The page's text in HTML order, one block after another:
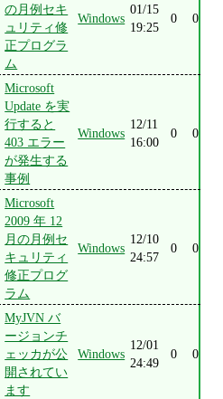
の月例セキ
ュリティ修
正プログラ
ム
Windows
01/15
19:25
0 0
Microsoft
Update を実
行すると
403 エラー
が発生する
事例
Windows
12/11
16:00
0 0
Microsoft
2009 年 12
月の月例セ
キュリティ
修正プログ
ラム
Windows
12/10
24:57
0 0
MyJVN バ
ージョンチ
ェッカが公
開されてい
ます
Windows
12/01
24:49
0 0